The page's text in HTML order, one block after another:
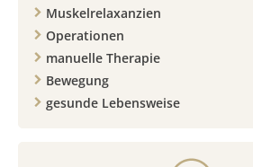
Muskelrelaxanzien
Operationen
manuelle Therapie
Bewegung
gesunde Lebensweise